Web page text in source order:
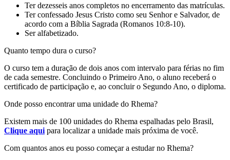
Ter dezesseis anos completos no encerramento das matrículas.
Ter confessado Jesus Cristo como seu Senhor e Salvador, de
acordo com a Bíblia Sagrada (Romanos 10:8-10).
Ser alfabetizado.
Quanto tempo dura o curso?
O curso tem a duração de dois anos com intervalo para férias no fim
de cada semestre. Concluindo o Primeiro Ano, o aluno receberá o
certificado de participação e, ao concluir o Segundo Ano, o diploma.
Onde posso encontrar uma unidade do Rhema?
Existem mais de 100 unidades do Rhema espalhadas pelo Brasil,
Clique aqui para localizar a unidade mais próxima de você.
Com quantos anos eu posso começar a estudar no Rhema?